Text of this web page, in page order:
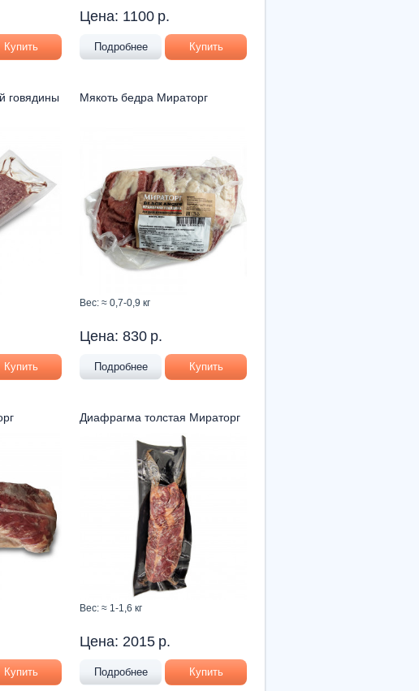
Купить
Цена: 1100р.
Подробнее Купить
говядины
Купить
Мякоть бедра Мираторг
Вес: ≈ 0,7-0,9 кг
Цена: 830р.
Подробнее Купить
Купить
Диафрагма толстая Мираторг
Вес: ≈ 1-1,6 кг
Цена: 2015р.
Подробнее Купить